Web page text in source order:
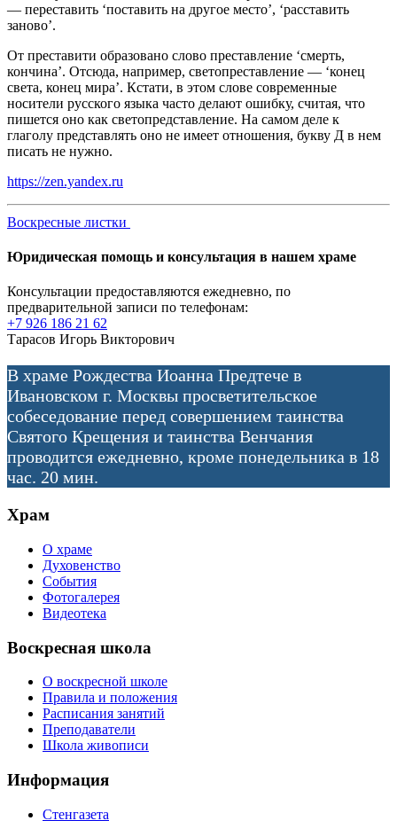
— переставить ‘поставить на другое место’, ‘расставить
заново’.
От преставити образовано слово преставление ‘смерть,
кончина’. Отсюда, например, светопреставление — ‘конец
света, конец мира’. Кстати, в этом слове современные
носители русского языка часто делают ошибку, считая, что
пишется оно как светопредставление. На самом деле к
глаголу представлять оно не имеет отношения, букву Д в нем
писать не нужно.
https://zen.yandex.ru
Воскресные листки
Юридическая помощь и консультация в нашем храме
Консультации предоставляются ежедневно, по
предварительной записи по телефонам:
+7 926 186 21 62
Тарасов Игорь Викторович
В храме Рождества Иоанна Предтече в
Ивановском г. Москвы просветительское
собеседование перед совершением таинства
Святого Крещения и таинства Венчания
проводится ежедневно, кроме понедельника в 18
час. 20 мин.
Храм
О храме
Духовенство
События
Фотогалерея
Видеотека
Воскресная школа
О воскресной школе
Правила и положения
Расписания занятий
Преподаватели
Школа живописи
Информация
Стенгазета